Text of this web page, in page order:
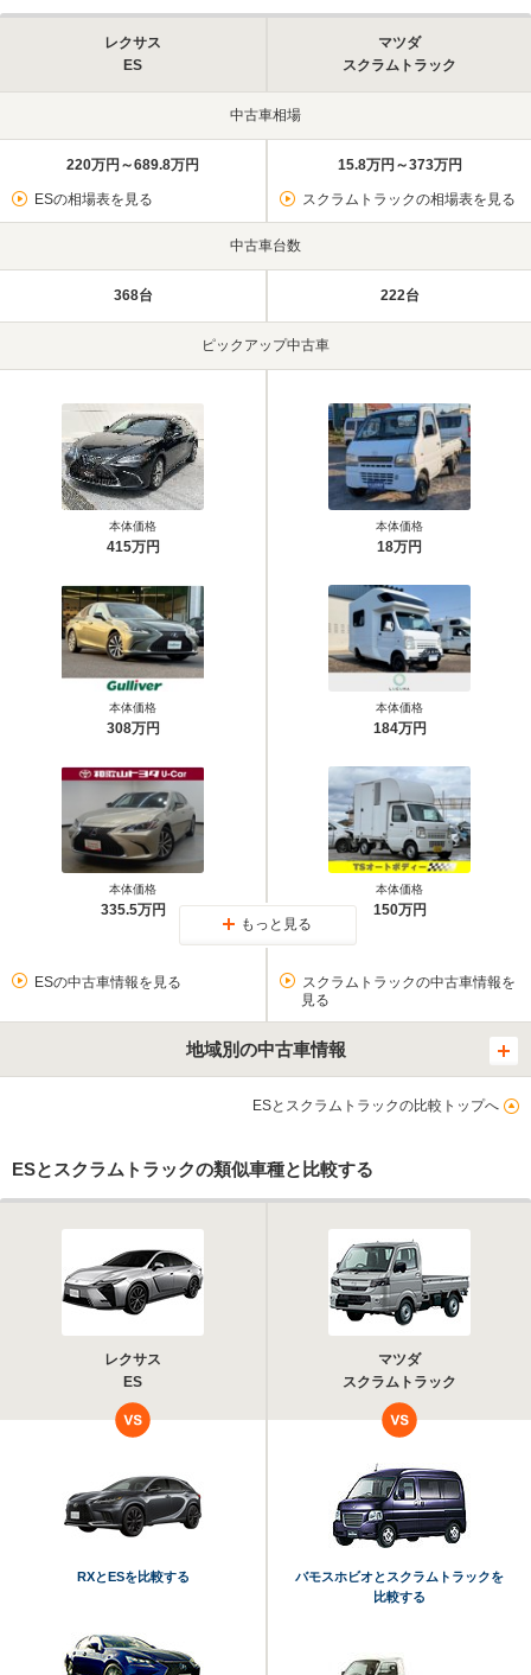
レクサス
ES
マツダ
スクラムトラック
中古車相場
220万円～689.8万円
ESの相場表を見る
15.8万円～373万円
スクラムトラックの相場表を見る
中古車台数
368台 222台
ピックアップ中古車
本体価格
415万円
本体価格
308万円
本体価格
335.5万円
本体価格
18万円
本体価格
184万円
本体価格
150万円
もっと見る
ESの中古車情報を見る
スクラムトラックの中古車情報を
見る
地域別の中古車情報
ESとスクラムトラックの比較トップへ
ESとスクラムトラックの類似車種と比較する
レクサス
ES
マツダ
スクラムトラック
RXとESを比較する
バモスホビオとスクラムトラックを
比較する